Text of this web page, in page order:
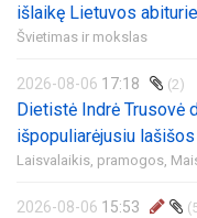
išlaikę Lietuvos
Švietimas ir mokslas
2026-08-06 17:18 (2)
Dietistė Indrė Trusovė
išpopuliarėjusiu
Laisvalaikis, pramogos,
2026-08-06 15:53